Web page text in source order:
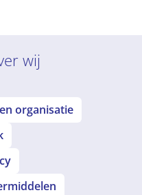
wij
organisatie